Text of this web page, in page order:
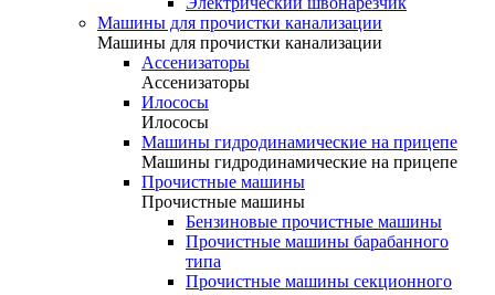
Машины для прочистки канализации
Машины для прочистки канализации
Ассенизаторы
Ассенизаторы
Илососы
Илососы
Машины гидродинамические на прицепе
Машины гидродинамические на прицепе
Прочистные машины
Прочистные машины
Бензиновые прочистные машины
Прочистные машины барабанного
типа
Прочистные машины секционного